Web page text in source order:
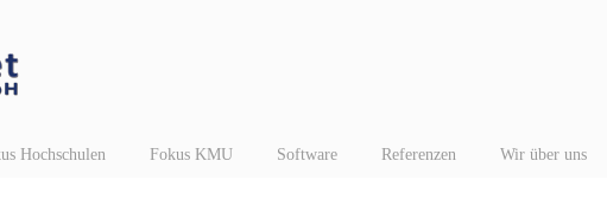
Hochschulen Fokus KMU Software Referenzen Wir über uns